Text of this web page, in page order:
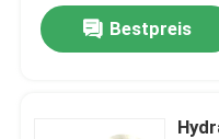
Bestpreis